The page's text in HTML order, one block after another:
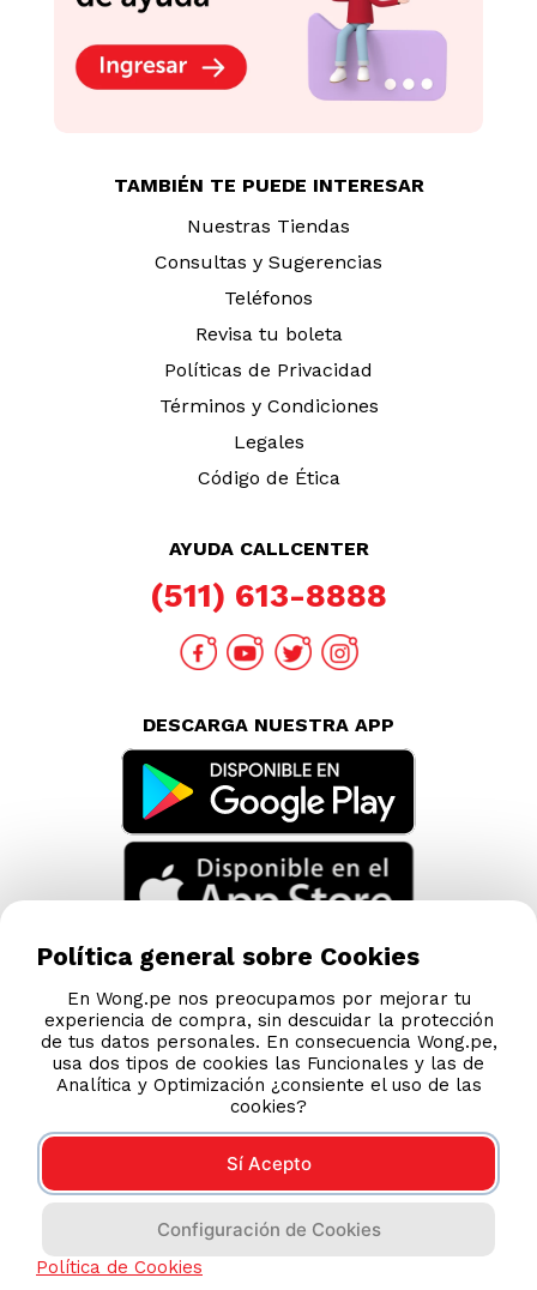
TAMBIÉN TE PUEDE INTERESAR
Nuestras Tiendas
Consultas y Sugerencias
Teléfonos
Revisa tu boleta
Políticas de Privacidad
Términos y Condiciones
Legales
Código de Ética
AYUDA CALLCENTER
(511) 613-8888
DESCARGA NUESTRA APP
Esta tienda usa Niubiz para realizar transacciones
Política general sobre Cookies
En Wong.pe nos preocupamos por mejorar tu
experiencia de compra, sin descuidar la protección
de tus datos personales. En consecuencia Wong.pe,
usa dos tipos de cookies las Funcionales y las de
Analítica y Optimización ¿consiente el uso de las
cookies?
Sí Acepto
Configuración de Cookies
Política de Cookies